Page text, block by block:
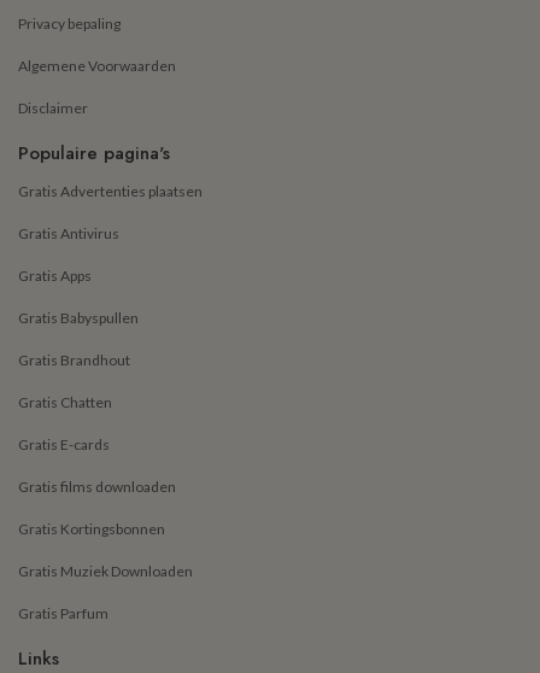
Privacy bepaling
Algemene Voorwaarden
Disclaimer
Populaire pagina's
Gratis Advertenties plaatsen
Gratis Antivirus
Gratis Apps
Gratis Babyspullen
Gratis Brandhout
Gratis Chatten
Gratis E-cards
Gratis films downloaden
Gratis Kortingsbonnen
Gratis Muziek Downloaden
Gratis Parfum
Links